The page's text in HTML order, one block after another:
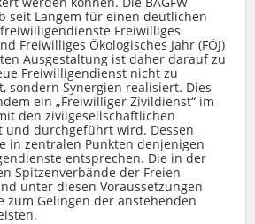
seit Langem für einen deutlichen
Freiwilliges
Freiwilliges Ökologisches Jahr (FÖJ)
Ausgestaltung ist daher darauf zu
Freiwilligendienst nicht zu
sondern Synergien realisiert. Dies
ein „Freiwilliger Zivildienst“ im
den zivilgesellschaftlichen
und durchgeführt wird. Dessen
in zentralen Punkten denjenigen
entsprechen. Die in der
Spitzenverbände der Freien
unter diesen Voraussetzungen
zum Gelingen der anstehenden